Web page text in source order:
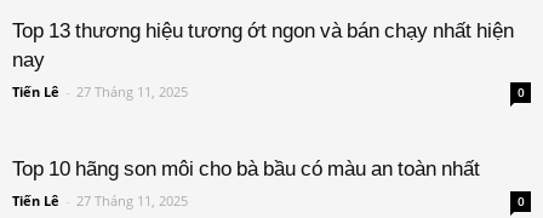
Top 13 thương hiệu tương ớt ngon và bán chạy nhất hiện
nay
Tiến Lê - 27 Tháng 11, 2025 0
Top 10 hãng son môi cho bà bầu có màu an toàn nhất
Tiến Lê - 27 Tháng 11, 2025 0